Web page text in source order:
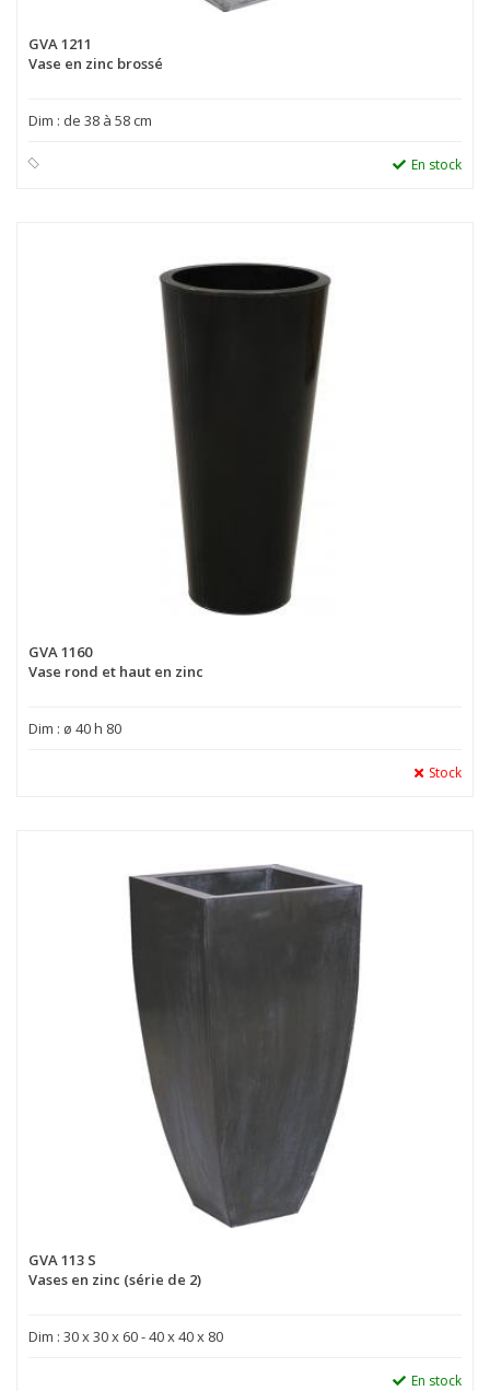
GVA 1211
Vase en zinc brossé
Dim : de 38 à 58 cm
En stock
GVA 1160
Vase rond et haut en zinc
Dim : ø 40 h 80
Stock
GVA 113 S
Vases en zinc (série de 2)
Dim : 30 x 30 x 60 - 40 x 40 x 80
En stock